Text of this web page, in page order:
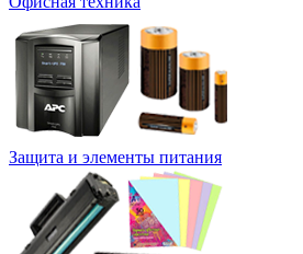
Защита и элементы питания